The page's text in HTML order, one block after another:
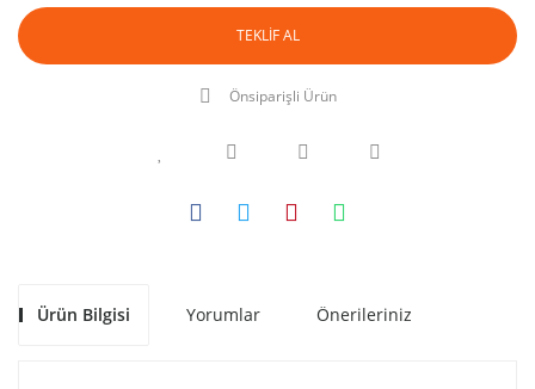
TEKLİF AL
Önsiparişli Ürün
Ürün Bilgisi Yorumlar Önerileriniz